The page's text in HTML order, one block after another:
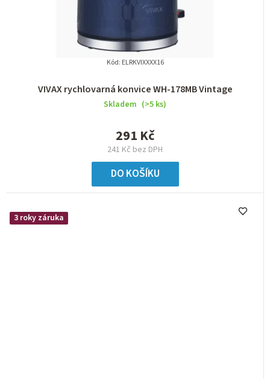
VIVAX rychlovarná konvice WH-178MB Vintage
Skladem (>5 ks)
241 Kč bez DPH
291 Kč
DO KOŠÍKU
Kód: ELRKVIXXXX16
3 roky záruka